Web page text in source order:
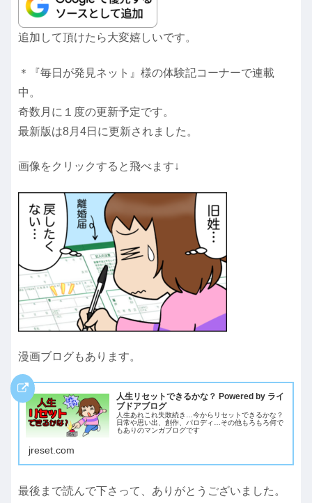
追加して頂けたら大変嬉しいです。
＊『毎日が発見ネット』様の体験記コーナーで連載
中。
奇数月に１度の更新予定です。
最新版は8月4日に更新されました。
画像をクリックすると飛べます↓
漫画ブログもあります。
人生リセットできるかな？ Powered by ライ
ブドアブログ
人生あれこれ失敗続き…今からリセットできるかな？
日常や思い出、創作、パロディ…その他もろもろ何で
もありのマンガブログです
jreset.com
最後まで読んで下さって、ありがとうございました。